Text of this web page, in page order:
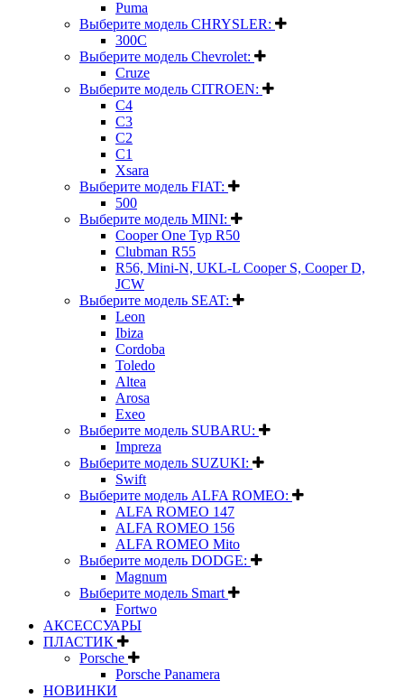
Puma
Выберите модель CHRYSLER:
300C
Выберите модель Chevrolet:
Cruze
Выберите модель CITROEN:
C4
C3
C2
C1
Xsara
Выберите модель FIAT:
500
Выберите модель MINI:
Cooper One Typ R50
Clubman R55
R56, Mini-N, UKL-L Cooper S, Cooper D,
JCW
Выберите модель SEAT:
Leon
Ibiza
Cordoba
Toledo
Altea
Arosa
Exeo
Выберите модель SUBARU:
Impreza
Выберите модель SUZUKI:
Swift
Выберите модель ALFA ROMEO:
ALFA ROMEO 147
ALFA ROMEO 156
ALFA ROMEO Mito
Выберите модель DODGE:
Magnum
Выберите модель Smart
Fortwo
АКСЕССУАРЫ
ПЛАСТИК
Porsche
Porsche Panamera
НОВИНКИ